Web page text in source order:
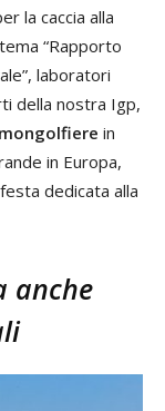
la caccia alla
“Rapporto
laboratori
della nostra Igp,
mongolfiere in
in Europa,
dedicata alla
anche